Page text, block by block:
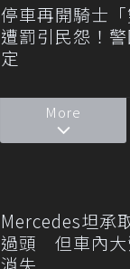
停車再開騎士「
遭罰引民怨！
定
More
Mercedes坦承
過頭 但車內大
消失